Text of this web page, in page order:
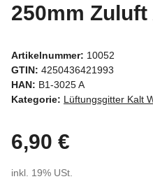
250mm
Artikelnummer: 10052
GTIN: 4250436421993
HAN: B1-3025 A
Kategorie: Lüftungsgitter Kalt
6,90 €
inkl. 19% USt.